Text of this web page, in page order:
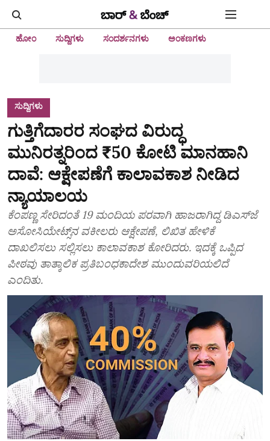
ಹೋಂ ಸುದ್ದಿಗಳು ಸಂದರ್ಶನಗಳು ಅಂಕಣಗಳು
ಸುದ್ದಿಗಳು
ಗುತ್ತಿಗೆದಾರರ ಸಂಘದ ವಿರುದ್ಧ
ಮುನಿರತ್ನರಿಂದ ₹50 ಕೋಟಿ ಮಾನಹಾನಿ
ದಾವೆ: ಆಕ್ಷೇಪಣೆಗೆ ಕಾಲಾವಕಾಶ ನೀಡಿದ
ನ್ಯಾಯಾಲಯ
ಕೆಂಪಣ್ಣ ಸೇರಿದಂತೆ 19 ಮಂದಿಯ ಪರವಾಗಿ ಹಾಜರಾಗಿದ್ದ ಡಿಎಸ್‌ಜೆ
ಅಸೋಸಿಯೇಟ್ಸ್‌ನ ವಕೀಲರು ಆಕ್ಷೇಪಣೆ, ಲಿಖಿತ ಹೇಳಿಕೆ
ದಾಖಲಿಸಲು ಸಲ್ಲಿಸಲು ಕಾಲಾವಕಾಶ ಕೋರಿದರು. ಇದಕ್ಕೆ ಒಪ್ಪಿದ
ಪೀಠವು ತಾತ್ಕಾಲಿಕ ಪ್ರತಿಬಂಧಕಾದೇಶ ಮುಂದುವರಿಯಲಿದೆ
ಎಂದಿತು.